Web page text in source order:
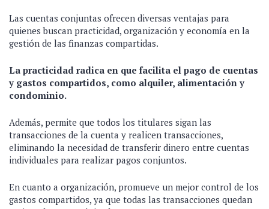
Las cuentas conjuntas ofrecen diversas ventajas para
quienes buscan practicidad, organización y economía en la
gestión de las finanzas compartidas.
La practicidad radica en que facilita el pago de cuentas
y gastos compartidos, como alquiler, alimentación y
condominio.
Además, permite que todos los titulares sigan las
transacciones de la cuenta y realicen transacciones,
eliminando la necesidad de transferir dinero entre cuentas
individuales para realizar pagos conjuntos.
En cuanto a organización, promueve un mejor control de los
gastos compartidos, ya que todas las transacciones quedan